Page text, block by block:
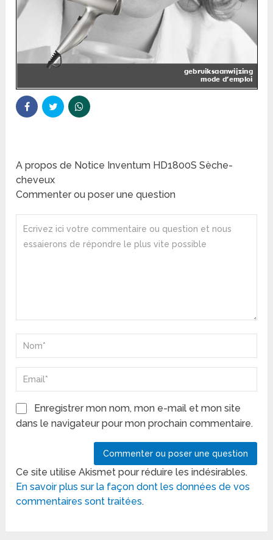
A propos de Notice Inventum HD1800S Sèche-
cheveux
Commenter ou poser une question
Enregistrer mon nom, mon e-mail et mon site
dans le navigateur pour mon prochain commentaire.
Ce site utilise Akismet pour réduire les indésirables.
En savoir plus sur la façon dont les données de vos
commentaires sont traitées.